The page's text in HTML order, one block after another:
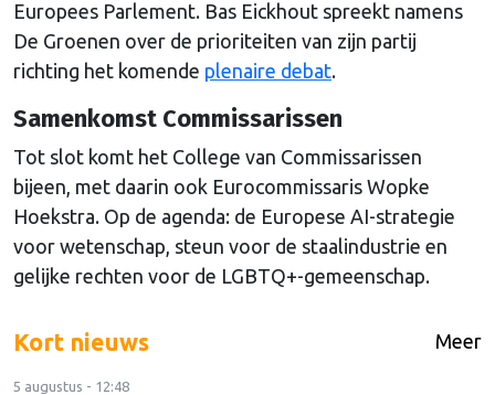
Europees Parlement. Bas Eickhout spreekt namens
De Groenen over de prioriteiten van zijn partij
richting het komende plenaire debat.
Samenkomst Commissarissen
Tot slot komt het College van Commissarissen
bijeen, met daarin ook Eurocommissaris Wopke
Hoekstra. Op de agenda: de Europese AI-strategie
voor wetenschap, steun voor de staalindustrie en
gelijke rechten voor de LGBTQ+-gemeenschap.
Kort nieuws Meer
5 augustus - 12:48